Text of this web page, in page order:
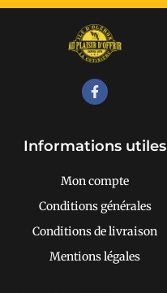
Informations utiles
Mon compte
Conditions générales
Conditions de livraison
Mentions légales